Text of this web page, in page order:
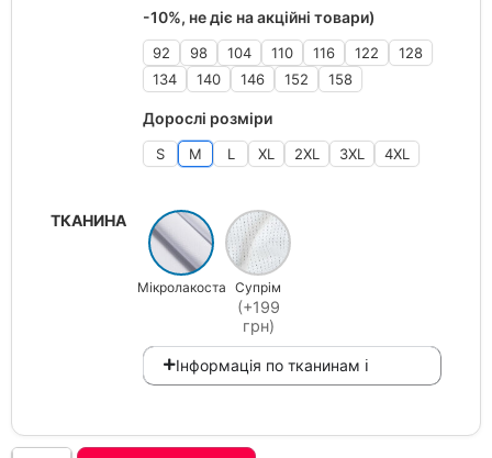
-10%, не діє на акційні товари)
92 98 104 110 116 122
128
134
140 146 152 158
Дорослі розміри
S M L XL 2XL 3XL 4XL
ТКАНИНА
Мікролакоста Супрім
(+199
грн)
Інформація по тканинам ℹ